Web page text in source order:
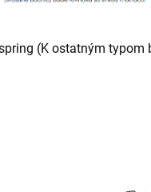
(K ostatným